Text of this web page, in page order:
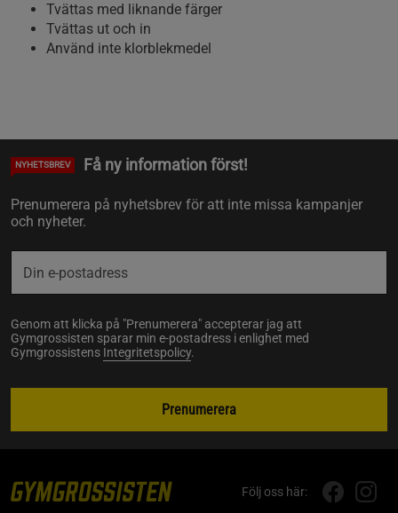
Tvättas med liknande färger
Tvättas ut och in
Använd inte klorblekmedel
NYHETSBREV Få ny information först!
Prenumerera på nyhetsbrev för att inte missa kampanjer
och nyheter.
Genom att klicka på "Prenumerera" accepterar jag att
Gymgrossisten sparar min e-postadress i enlighet med
Gymgrossistens Integritetspolicy.
Prenumerera
Följ oss här: